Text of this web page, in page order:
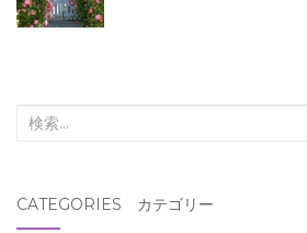
検
象:
CATEGORIES カテゴリー